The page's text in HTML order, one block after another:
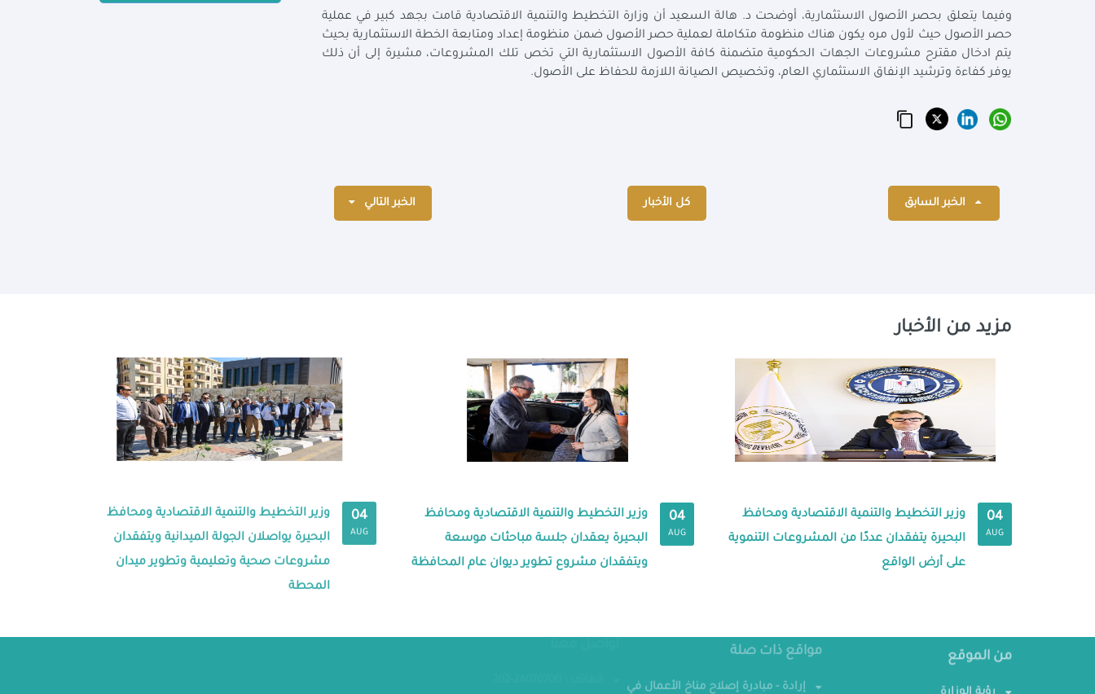
وفيما يتعلق بحصر الأصول الاستثمارية، أوضحت د. هالة السعيد أن وزارة التخطيط والتنمية الاقتصادية قامت بجهد كبير في عملية
حصر الأصول حيث لأول مره يكون هناك منظومة متكاملة لعملية حصر الأصول ضمن منظومة إعداد ومتابعة الخطة الاستثمارية بحيث
يتم ادخال مقترح مشروعات الجهات الحكومية متضمنة كافة الأصول الاستثمارية التي تخص تلك المشروعات، مشيرة إلى أن ذلك
يوفر كفاءة وترشيد الإنفاق الاستثماري العام، وتخصيص الصيانة اللازمة للحفاظ على الأصول.
الخبر السابق كل الأخبار الخبر التالي
مزيد من الأخبار
04
AUG
وزير التخطيط والتنمية الاقتصادية ومحافظ
البحيرة يتفقدان عددًا من المشروعات التنموية
على أرض الواقع
04
AUG
وزير التخطيط والتنمية الاقتصادية ومحافظ
البحيرة يعقدان جلسة مباحثات موسعة
ويتفقدان مشروع تطوير ديوان عام المحافظة
04
AUG
وزير التخطيط والتنمية الاقتصادية ومحافظ
البحيرة يواصلان الجولة الميدانية ويتفقدان
مشروعات صحية وتعليمية وتطوير ميدان
المحطة
من الموقع مواقع ذات صلة